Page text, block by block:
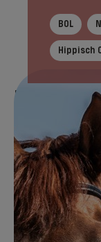
BOL
Hippisch
In het kort
Leren over
zitten! Jij